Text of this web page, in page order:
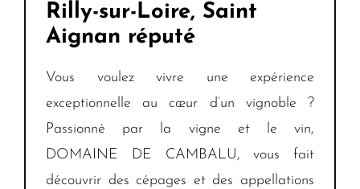
Rilly-sur-Loire, Saint
Aignan réputé
Vous voulez vivre une expérience
exceptionnelle au cœur d’un vignoble ?
Passionné par la vigne et le vin,
DOMAINE DE CAMBALU, vous fait
découvrir des cépages et des appellations